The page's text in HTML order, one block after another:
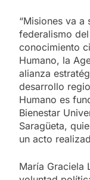
“Misiones va
federalismo
conocimiento
Humano, la
alianza
desarrollo
Humano es
Bienestar
Saragüeta,
un acto
María Graciela